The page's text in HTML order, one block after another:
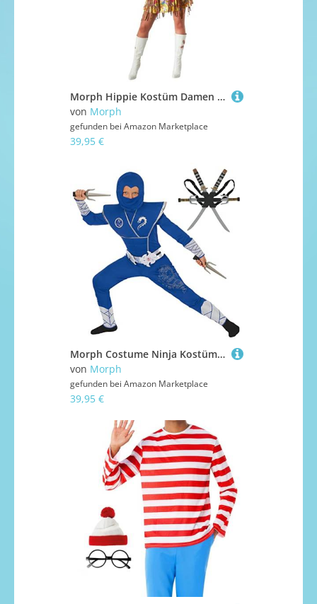
Morph Hippie Kostüm Damen Kleid 70Er Jahre Hippy In Vier Größen Erhältlich, S
von Morph
gefunden bei Amazon Marketplace
39,95 €
Morph Costume Ninja Kostüm Kinder, Ninja Kostüme Für Kinder, Karneval Kostüm Kinder Ninja, Kostüm Kinder Jungen Ninja, Silber/Blau Ninja Kostüm - 3-4 Jahre
von Morph
gefunden bei Amazon Marketplace
39,95 €